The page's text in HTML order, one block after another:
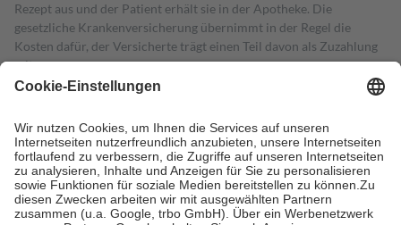
Rezept aus und der Patient erhält sie in der Apotheke. Die
gesetzliche Krankenversicherung übernimmt in der Regel die
Kosten dafür, der Versicherte trägt einen Teil davon als Zuzahlung
mit.
Grundsätzlich leisten Mitglieder Zuzahlungen in Höhe von zehn
höchstens zehn Euro.
Es sind jedoch nie mehr als die tatsächlichen
Kosten der Leistung zu entrichten.
Diese Regeln gelten grundsätzlich auch für Online-Apotheken.
Bei Heilmitteln und häuslicher Krankenpflege beträgt die
Zuzahlung zehn Prozent der Kosten sowie zehn Euro je
Verordnung.